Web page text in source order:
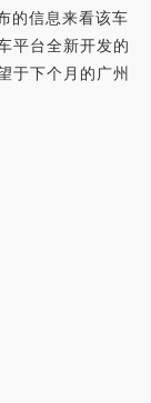
的信息来看该车
平台全新开发的
于下个月的广州